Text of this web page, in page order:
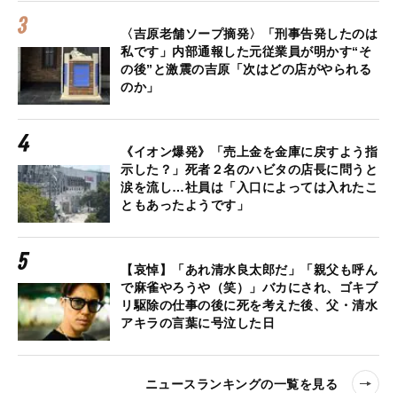
〈吉原老舗ソープ摘発〉「刑事告発したのは
私です」内部通報した元従業員が明かす“そ
の後”と激震の吉原「次はどの店がやられる
のか」
《イオン爆発》「売上金を金庫に戻すよう指
示した？」死者２名のハビタの店長に問うと
涙を流し…社員は「入口によっては入れたこ
ともあったようです」
【哀悼】「あれ清水良太郎だ」「親父も呼ん
で麻雀やろうや（笑）」バカにされ、ゴキブ
リ駆除の仕事の後に死を考えた後、父・清水
アキラの言葉に号泣した日
ニュースランキングの一覧を見る